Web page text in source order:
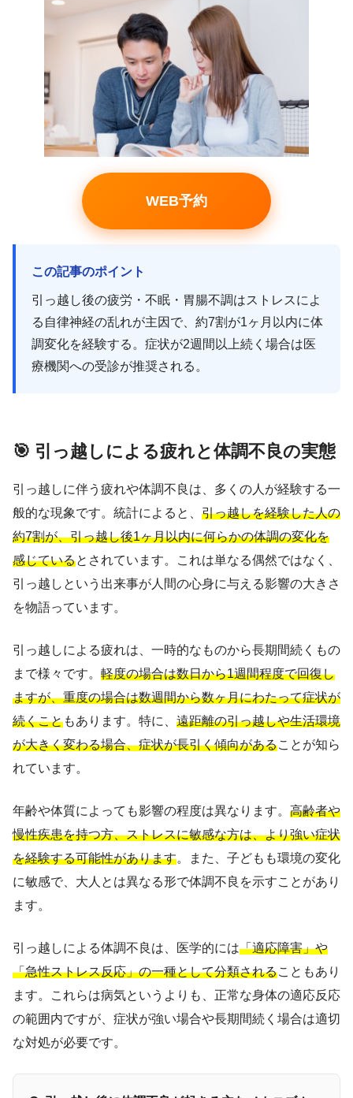
WEB予約
この記事のポイント
引っ越し後の疲労・不眠・胃腸不調はストレスによ
る自律神経の乱れが主因で、約7割が1ヶ月以内に体
調変化を経験する。症状が2週間以上続く場合は医
療機関への受診が推奨される。
🎯 引っ越しによる疲れと体調不良の実態
引っ越しに伴う疲れや体調不良は、多くの人が経験する一
般的な現象です。統計によると、 引っ越しを経験した人の
約7割が、引っ越し後1ヶ月以内に何らかの体調の変化を
感じているとされています。これは単なる偶然ではなく、
引っ越しという出来事が人間の心身に与える影響の大きさ
を物語っています。
引っ越しによる疲れは、一時的なものから長期間続くもの
まで様々です。 軽度の場合は数日から1週間程度で回復し
ますが、重度の場合は数週間から数ヶ月にわたって症状が
続くこともあります。特に、 遠距離の引っ越しや生活環境
が大きく変わる場合、症状が長引く傾向があることが知ら
れています。
年齢や体質によっても影響の程度は異なります。 高齢者や
慢性疾患を持つ方、ストレスに敏感な方は、より強い症状
を経験する可能性があります。また、子どもも環境の変化
に敏感で、大人とは異なる形で体調不良を示すことがあり
ます。
引っ越しによる体調不良は、医学的には「適応障害」や
「急性ストレス反応」の一種として分類されることもあり
ます。これらは病気というよりも、正常な身体の適応反応
の範囲内ですが、症状が強い場合や長期間続く場合は適切
な対処が必要です。